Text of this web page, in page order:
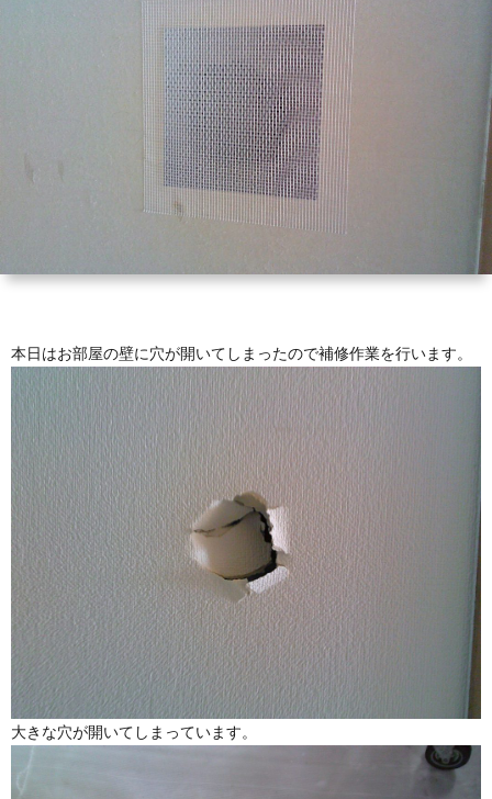
本日はお部屋の壁に穴が開いてしまったので補修作業を行います。
大きな穴が開いてしまっています。